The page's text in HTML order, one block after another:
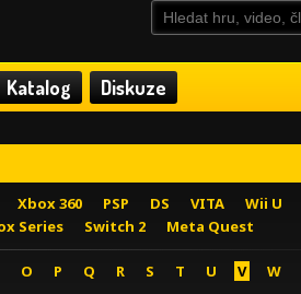
Katalog Diskuze
Xbox 360 PSP DS VITA Wii U
Series Switch 2 Meta Quest
O P Q R S T U V W